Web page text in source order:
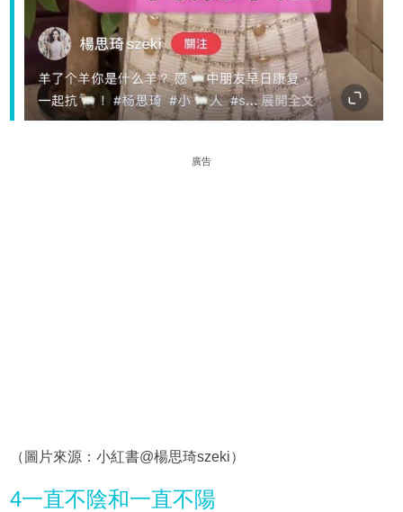
廣告
（圖片來源：小紅書@楊思琦szeki）
4一直不陰和一直不陽